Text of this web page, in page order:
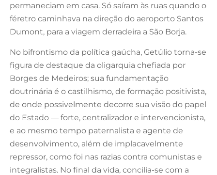
permaneciam em casa. Só saíram às ruas quando o
féretro caminhava na direção do aeroporto Santos
Dumont, para a viagem derradeira a São Borja.
No bifrontismo da política gaúcha, Getúlio torna-se
figura de destaque da oligarquia chefiada por
Borges de Medeiros; sua fundamentação
doutrinária é o castilhismo, de formação positivista,
de onde possivelmente decorre sua visão do papel
do Estado — forte, centralizador e intervencionista,
e ao mesmo tempo paternalista e agente de
desenvolvimento, além de implacavelmente
repressor, como foi nas razias contra comunistas e
integralistas. No final da vida, concilia-se com a